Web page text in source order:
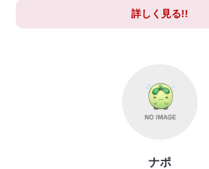
詳しく見る!!
ナポ